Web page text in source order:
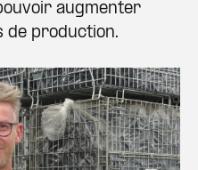
augmenter
de production.